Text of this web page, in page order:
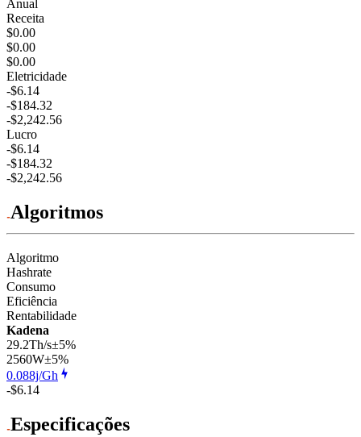
Anual
Receita
$0.00
$0.00
$0.00
Eletricidade
-$6.14
-$184.32
-$2,242.56
Lucro
-$6.14
-$184.32
-$2,242.56
Algoritmos
Algoritmo
Hashrate
Consumo
Eficiência
Rentabilidade
Kadena
29.2Th/s±5%
2560W±5%
0.088j/Gh
-$6.14
Especificações